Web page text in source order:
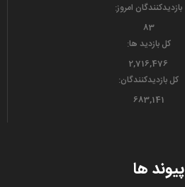
بازدیدکنندگان امروز:
83
کل بازدید ها:
2,716,476
کل بازدیدکنند‌گان:
683,141
پیوند ها